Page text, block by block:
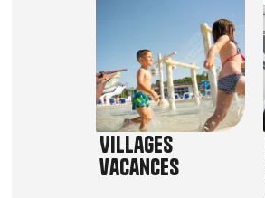
Villages
vacances